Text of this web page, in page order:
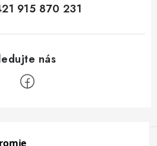
915 870 231